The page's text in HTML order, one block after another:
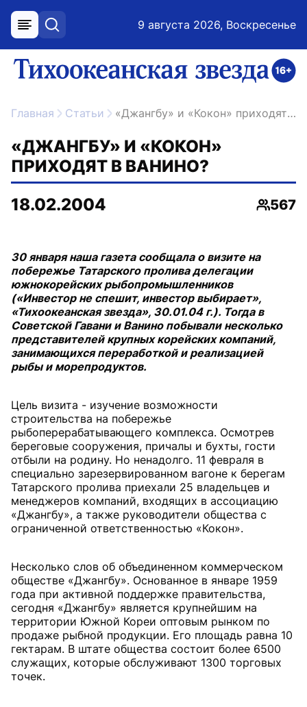
меню поиск 9 августа 2026, Воскресенье
ссылка на главную
Главная Статьи «Джангбу» и «Кокон» приходят в Ванино?
«ДЖАНГБУ» И «КОКОН»
ПРИХОДЯТ В ВАНИНО?
18.02.2004
567
30 января наша газета сообщала о визите на
побережье Татарского пролива делегации
южнокорейских рыбопромышленников
(«Инвестор не спешит, инвестор выбирает»,
«Тихоокеанская звезда», 30.01.04 г.). Тогда в
Советской Гавани и Ванино побывали несколько
представителей крупных корейских компаний,
занимающихся переработкой и реализацией
рыбы и морепродуктов.
Цель визита - изучение возможности
строительства на побережье
рыбоперерабатывающего комплекса. Осмотрев
береговые сооружения, причалы и бухты, гости
отбыли на родину. Но ненадолго. 11 февраля в
специально зарезервированном вагоне к берегам
Татарского пролива приехали 25 владельцев и
менеджеров компаний, входящих в ассоциацию
«Джангбу», а также руководители общества с
ограниченной ответственностью «Кокон».
Несколько слов об объединенном коммерческом
обществе «Джангбу». Основанное в январе 1959
года при активной поддержке правительства,
сегодня «Джангбу» является крупнейшим на
территории Южной Кореи оптовым рынком по
продаже рыбной продукции. Его площадь равна 10
гектарам. В штате общества состоит более 6500
служащих, которые обслуживают 1300 торговых
точек.